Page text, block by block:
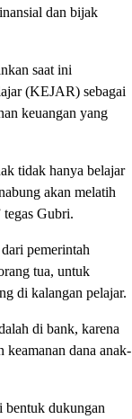
dan bijak
saat ini
(KEJAR) sebagai
keuangan yang
tidak hanya belajar
akan melatih
Gubri.
pemerintah
tua, untuk
di kalangan pelajar.
di bank, karena
dana anak-
bentuk dukungan